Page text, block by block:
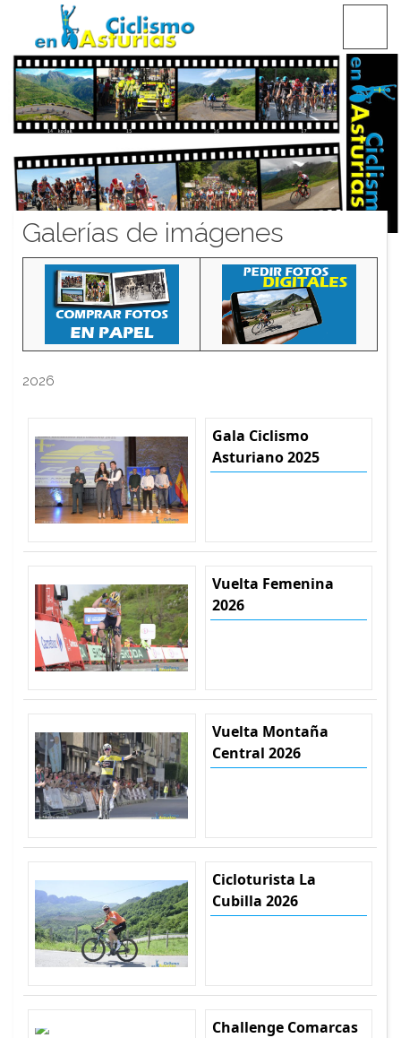
CICLISMO EN ASTURIAS
Galerías de imágenes
2026
Gala Ciclismo
Asturiano 2025
Vuelta Femenina
2026
Vuelta Montaña
Central 2026
Cicloturista La
Cubilla 2026
Challenge Comarcas